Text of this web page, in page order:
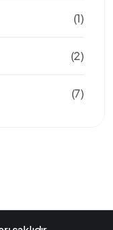
(1)
(2)
(7)